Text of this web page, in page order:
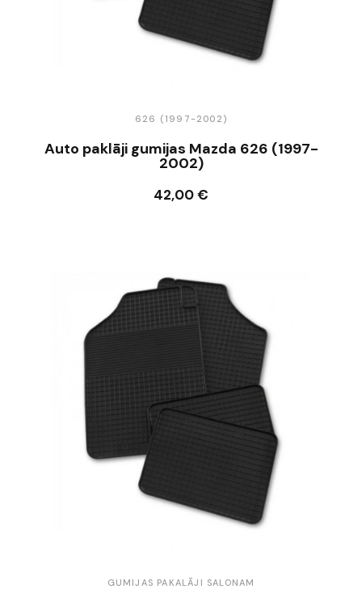
626 (1997-2002)
Auto paklāji gumijas Mazda 626 (1997-
2002)
42,00 €
Ielikt grozā
GUMIJAS PAKALĀJI SALONAM